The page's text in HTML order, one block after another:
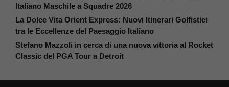
Italiano Maschile a Squadre 2026
La Dolce Vita Orient Express: Nuovi Itinerari Golfistici
tra le Eccellenze del Paesaggio Italiano
Stefano Mazzoli in cerca di una nuova vittoria al Rocket
Classic del PGA Tour a Detroit